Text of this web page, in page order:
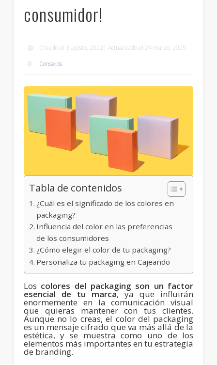
consumidor!
Creado el 3 agosto, 2022| Actualizado el 24 marzo, 2025
Consejos
Tabla de contenidos
¿Cuál es el significado de los colores en
packaging?
Influencia del color en las preferencias
de los consumidores
¿Cómo elegir el color de tu packaging?
Personaliza tu packaging en Cajeando
Los colores del packaging son un factor
esencial de tu marca, ya que influirán
enormemente en la comunicación visual
que quieras mantener con tus clientes.
Aunque no lo creas, el color del packaging
es un mensaje cifrado que va más allá de la
estética, y se muestra como uno de los
elementos más importantes en tu estrategia
de branding.